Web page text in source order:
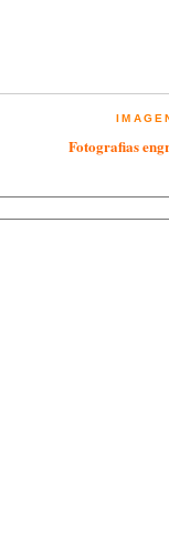
Fotografias